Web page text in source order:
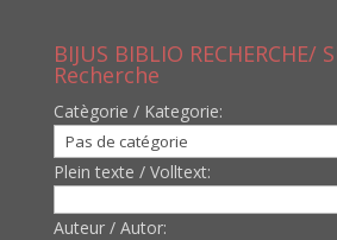
BIJUS BIBLIO RECHERCHE/
Recherche
Catègorie / Kategorie:
Plein texte / Volltext:
Auteur / Autor: